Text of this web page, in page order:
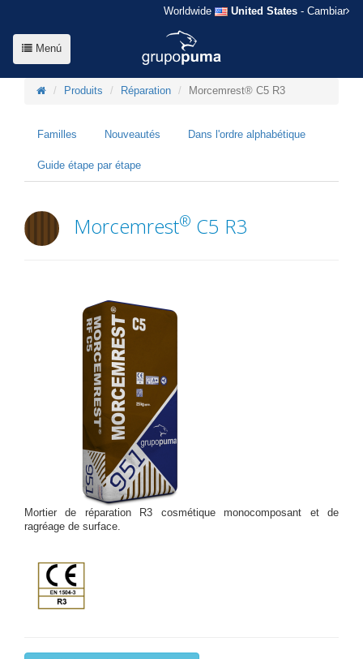
Worldwide United States - Cambiar
Menú
Produits Réparation Morcemrest® C5 R3
Familles Nouveautés Dans l'ordre alphabétique
Guide étape par étape
Morcemrest® C5 R3
Mortier de réparation R3 cosmétique monocomposant et de
ragréage de surface.